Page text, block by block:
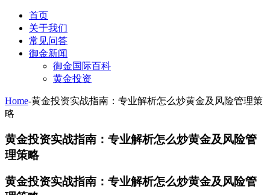
首页
关于我们
常见问答
御金新闻
御金国际百科
黄金投资
Home-黄金投资实战指南：专业解析怎么炒黄金及风险管理策
略
黄金投资实战指南：专业解析怎么炒黄金及风险管
理策略
黄金投资实战指南：专业解析怎么炒黄金及风险管